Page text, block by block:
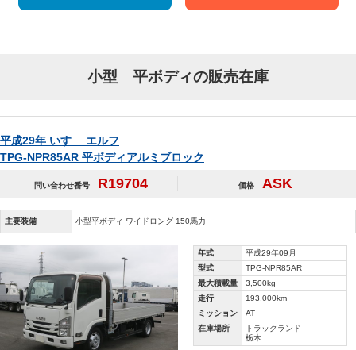
小型 平ボディの販売在庫
平成29年 いすゞ エルフ
TPG-NPR85AR 平ボディアルミブロック
問い合わせ番号 R19704 価格 ASK
主要装備 小型平ボディ ワイドロング 150馬力
年式
平成29年09月
型式
TPG-NPR85AR
最大積載量
3,500kg
走行
193,000km
ミッション
AT
在庫場所
トラックランド
栃木